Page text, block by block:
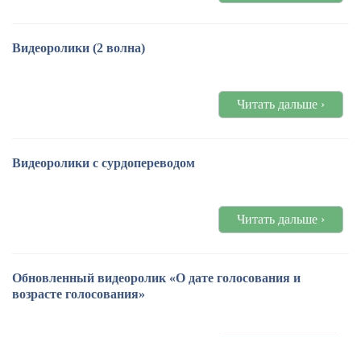
Видеоролики (2 волна)
Читать дальше ›
Видеоролики с сурдопереводом
Читать дальше ›
Обновленный видеоролик «О дате голосования и
возрасте голосования»